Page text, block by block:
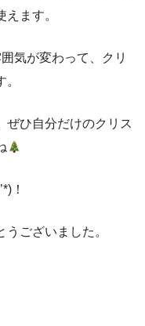
ます。
気が変わって、クリ
ぜひ自分だけのクリス
！
ございました。